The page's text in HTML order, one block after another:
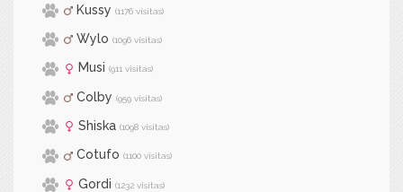
Kussy (1176 visitas)
Wylo (1096 visitas)
Musi (911 visitas)
Colby (959 visitas)
Shiska (1098 visitas)
Cotufo (1100 visitas)
Gordi (1232 visitas)